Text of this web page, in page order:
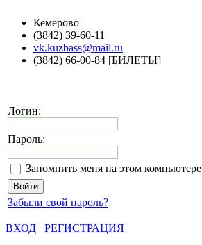
Кемерово
(3842) 39-60-11
vk.kuzbass@mail.ru
(3842) 66-00-84 [БИЛЕТЫ]
Логин:
Пароль:
Запомнить меня на этом компьютере
Забыли свой пароль?
ВХОД
РЕГИСТРАЦИЯ